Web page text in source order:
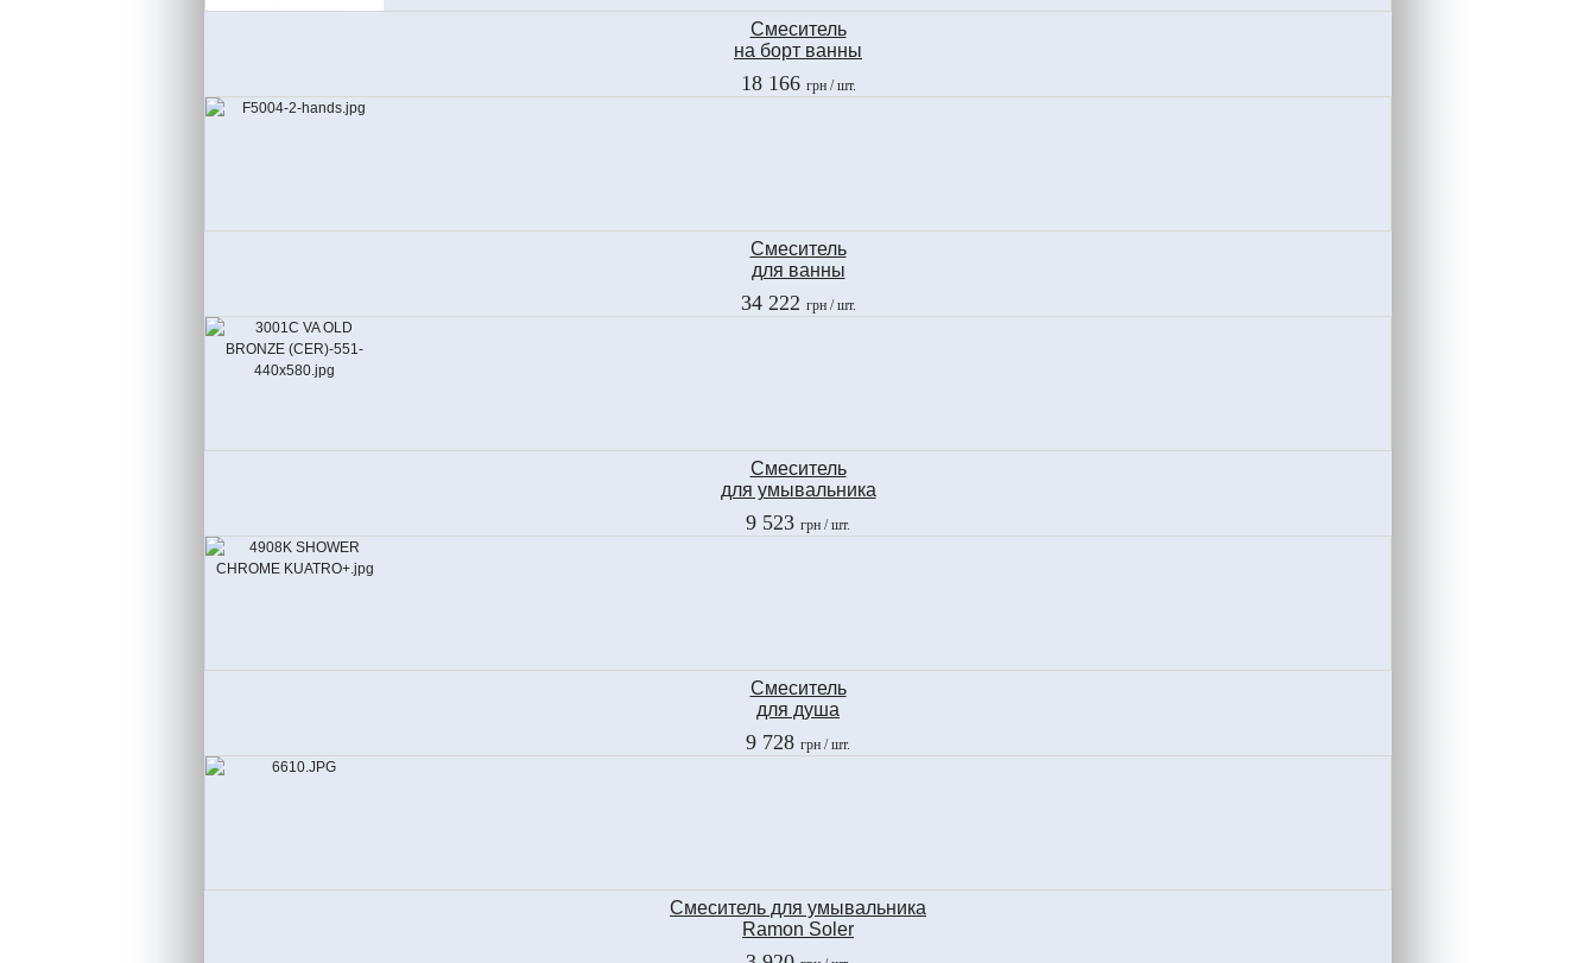
Смеситель
на борт ванны
Fima
LAMP
18 166 грн/ шт.
Смеситель
для ванны
Fima
OLIVIA CHIC
34 222 грн/ шт.
Смеситель
для умывальника
Ramon Soler
GAUDI
9 523 грн / шт.
Смеситель
для душа
Ramon Soler
KUATRO PLUS
9 728 грн / шт.
Смеcитель для умывальника
Ramon Soler
YPSILON